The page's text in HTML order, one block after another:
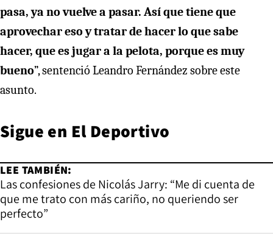
pasa, ya no vuelve a pasar. Así que tiene que
aprovechar eso y tratar de hacer lo que sabe
hacer, que es jugar a la pelota, porque es muy
bueno”, sentenció Leandro Fernández sobre este
asunto.
Sigue en El Deportivo
LEE TAMBIÉN:
Las confesiones de Nicolás Jarry: “Me di cuenta de
que me trato con más cariño, no queriendo ser
perfecto”